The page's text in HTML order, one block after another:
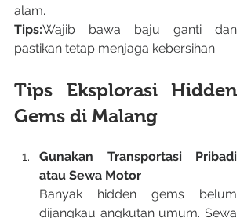
alam.
Tips:Wajib bawa baju ganti dan
pastikan tetap menjaga kebersihan.
Tips Eksplorasi Hidden
Gems di Malang
Gunakan Transportasi Pribadi
atau Sewa Motor
Banyak hidden gems belum
dijangkau angkutan umum. Sewa